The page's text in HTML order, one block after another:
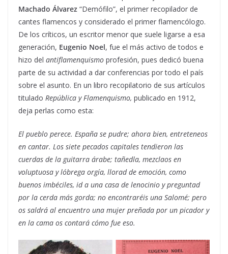
Machado Álvarez “Demófilo”, el primer recopilador de
cantes flamencos y considerado el primer flamencólogo.
De los críticos, un escritor menor que suele ligarse a esa
generación, Eugenio Noel, fue el más activo de todos e
hizo del antiflamenquismo profesión, pues dedicó buena
parte de su actividad a dar conferencias por todo el país
sobre el asunto. En un libro recopilatorio de sus artículos
titulado República y Flamenquismo, publicado en 1912,
deja perlas como esta:
El pueblo perece. España se pudre; ahora bien, entreteneos
en cantar. Los siete pecados capitales tendieron las
cuerdas de la guitarra árabe; tañedla, mezclaos en
voluptuosa y lóbrega orgía, llorad de emoción, como
buenos imbéciles, id a una casa de lenocinio y preguntad
por la cerda más gorda; no encontraréis una Salomé; pero
os saldrá al encuentro una mujer preñada por un picador y
en la cama os contará cómo fue eso.